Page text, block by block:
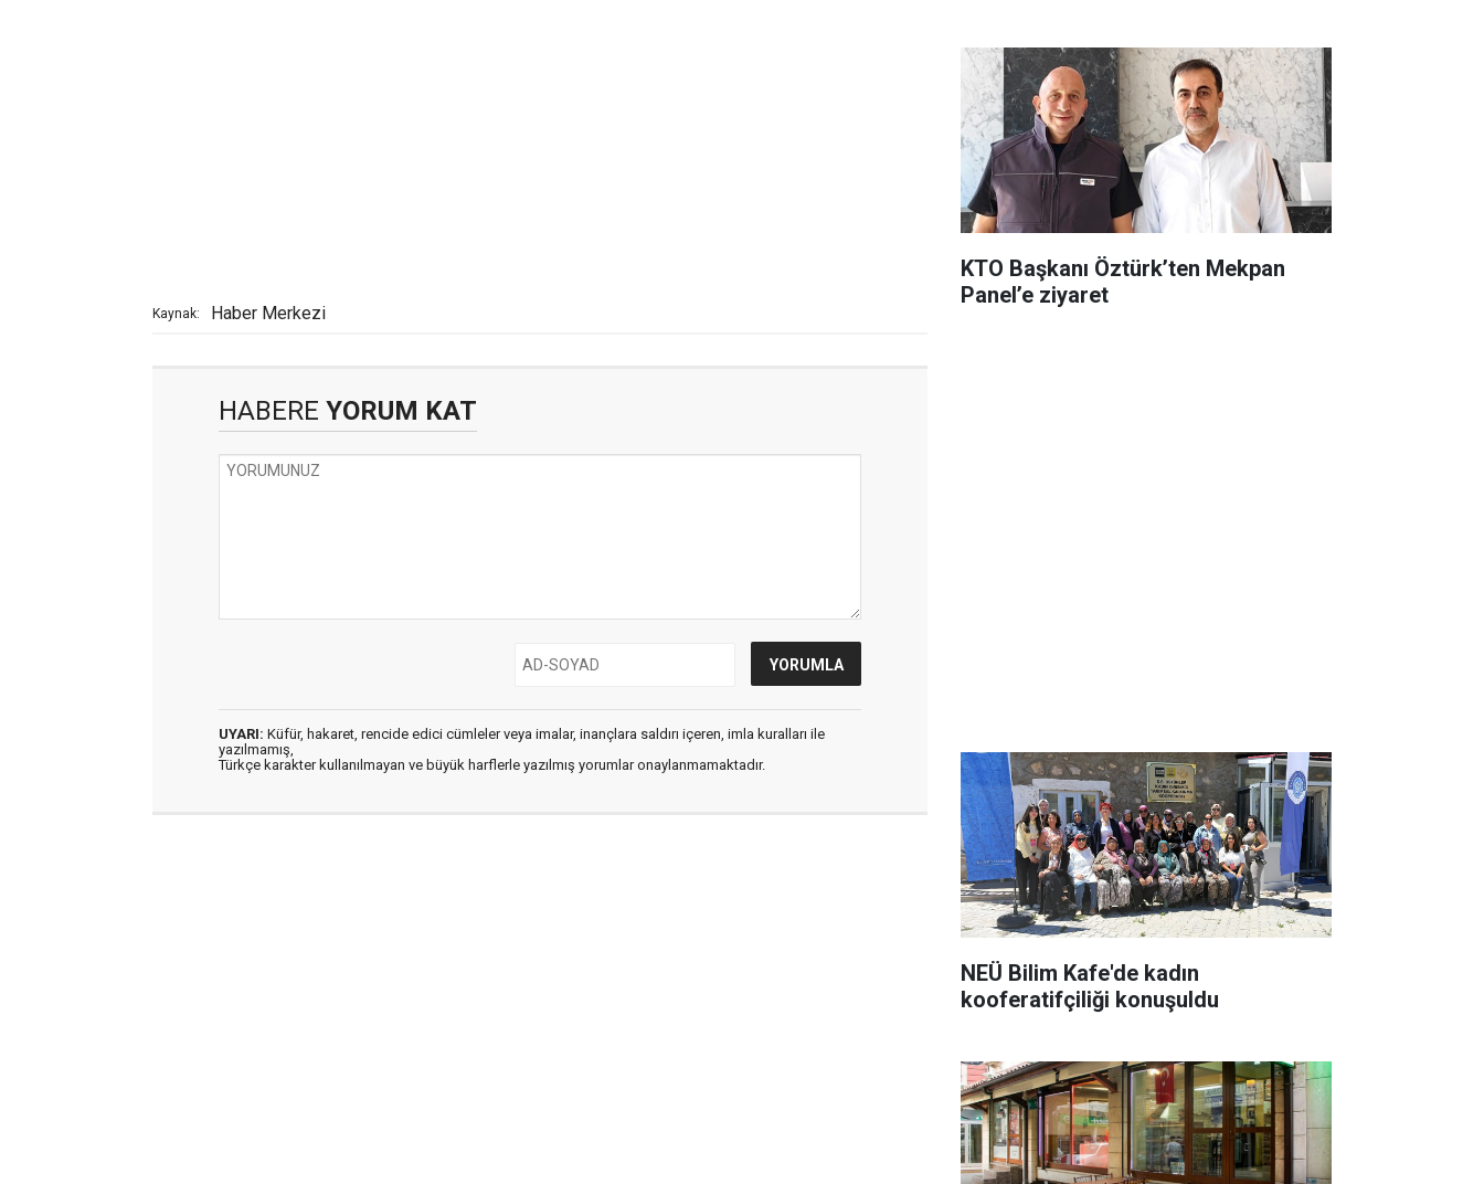
Kaynak: Haber Merkezi
HABERE YORUM KAT
UYARI: Küfür, hakaret, rencide edici cümleler veya imalar, inançlara saldırı içeren, imla kuralları ile
yazılmamış,
Türkçe karakter kullanılmayan ve büyük harflerle yazılmış yorumlar onaylanmamaktadır.
KTO Başkanı Öztürk’ten Mekpan
Panel’e ziyaret
NEÜ Bilim Kafe'de kadın
kooferatifçiliği konuşuldu